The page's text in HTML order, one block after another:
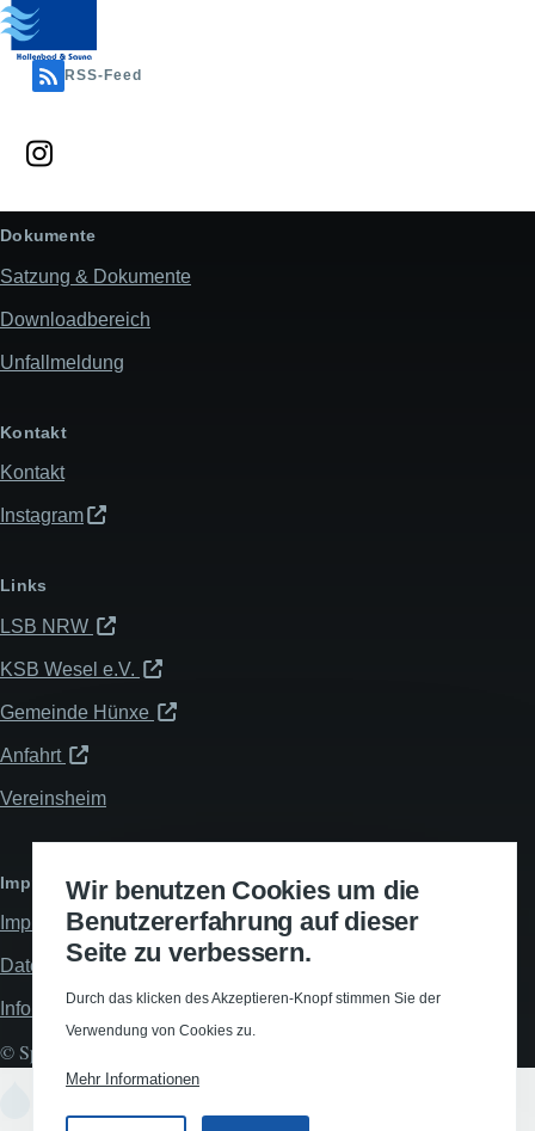
Wir benutzen Cookies um die
Benutzererfahrung auf dieser
Seite zu verbessern.
Durch das klicken des Akzeptieren-Knopf stimmen Sie der
Verwendung von Cookies zu.
Mehr Informationen
RSS-Feed
Dokumente
Satzung & Dokumente
Downloadbereich
Unfallmeldung
Kontakt
Kontakt
Instagram
Links
LSB NRW
KSB Wesel e.V.
Gemeinde Hünxe
Anfahrt
Vereinsheim
Impressum & Datenschutz
Impressum
Datenschutzerklärung
Informationspflichten
© Spiel- und Turnverein Hünxe 1912 e.V., All rights reserved.